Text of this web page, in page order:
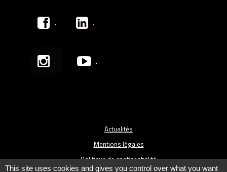
. .
. .
Actualités
Mentions légales
Politique de confidentialité
This site uses cookies and gives you control over what you want